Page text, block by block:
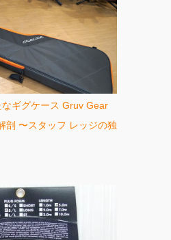
ギグケース Gruv Gear
剖 〜スタッフ レッジの独